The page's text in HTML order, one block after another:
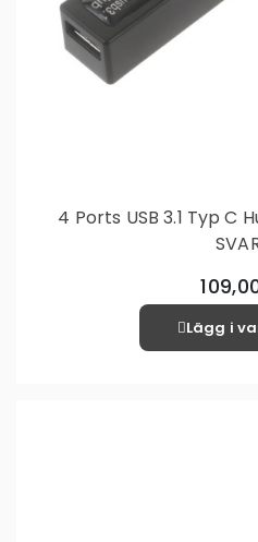
4 Ports USB 3.1 Typ C
Lägg i